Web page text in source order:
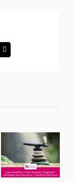
Email
(necessário